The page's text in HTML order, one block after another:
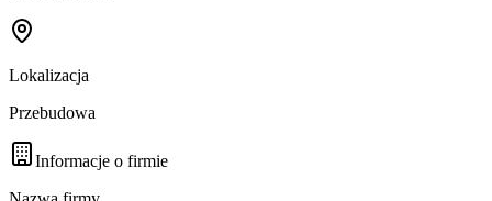
Lokalizacja
Przebudowa
Informacje o firmie